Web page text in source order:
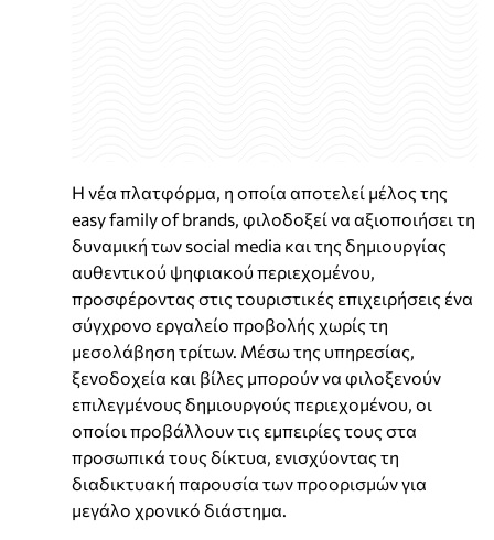
Η νέα πλατφόρμα, η οποία αποτελεί μέλος της
easy family of brands, φιλοδοξεί να αξιοποιήσει τη
δυναμική των social media και της δημιουργίας
αυθεντικού ψηφιακού περιεχομένου,
προσφέροντας στις τουριστικές επιχειρήσεις ένα
σύγχρονο εργαλείο προβολής χωρίς τη
μεσολάβηση τρίτων. Μέσω της υπηρεσίας,
ξενοδοχεία και βίλες μπορούν να φιλοξενούν
επιλεγμένους δημιουργούς περιεχομένου, οι
οποίοι προβάλλουν τις εμπειρίες τους στα
προσωπικά τους δίκτυα, ενισχύοντας τη
διαδικτυακή παρουσία των προορισμών για
μεγάλο χρονικό διάστημα.